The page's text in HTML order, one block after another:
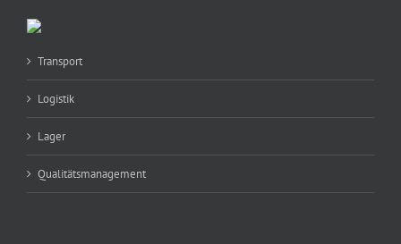
Transport
Logistik
Lager
Qualitätsmanagement